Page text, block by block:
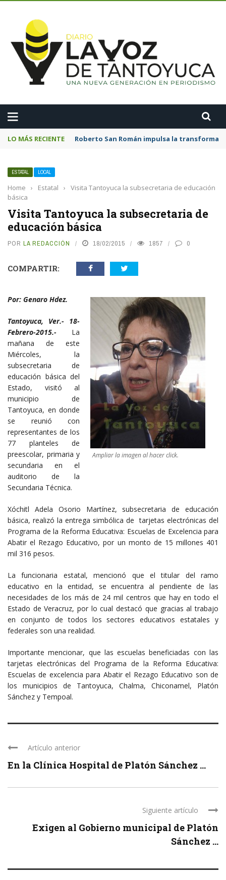
LO MÁS RECIENTE Roberto San Román impulsa la
ESTATAL LOCAL
Home › Estatal ›
Visita Tantoyuca la subsecretaria de educación
básica
Visita Tantoyuca la subsecretaria de
educación básica
POR LA REDACCIÓN 18/02/2015 1857 0
COMPARTIR:
Ampliar la imagen al hacer click.
Por: Genaro Hdez.
Tantoyuca, Ver.- 18-
Febrero-2015.- La
mañana de este
Miércoles, la
subsecretaria de
educación básica del
Estado, visitó al
municipio de
Tantoyuca, en donde
se reunió con
representantes de los
77 planteles de
preescolar, primaria y
secundaria en el
auditorio de la
Secundaria Técnica.
Xóchitl Adela Osorio Martínez, subsecretaria de educación
básica, realizó la entrega simbólica de tarjetas electrónicas del
Programa de la Reforma Educativa: Escuelas de Excelencia para
Abatir el Rezago Educativo, por un monto de 15 millones 401
mil 316 pesos.
La funcionaria estatal, mencionó que el titular del ramo
educativo en la entidad, se encuentra al pendiente de las
necesidades de los más de 24 mil centros que hay en todo el
Estado de Veracruz, por lo cual destacó que gracias al trabajo
en conjunto de todos los sectores educativos estatales y
federales son una realidad.
Importante mencionar, que las escuelas beneficiadas con las
tarjetas electrónicas del Programa de la Reforma Educativa:
Escuelas de excelencia para Abatir el Rezago Educativo son de
los municipios de Tantoyuca, Chalma, Chiconamel, Platón
Sánchez y Tempoal.
Artículo anterior
En la Clínica Hospital de Platón Sánchez ...
Siguiente artículo
Exigen al Gobierno municipal de Platón
Sánchez ...